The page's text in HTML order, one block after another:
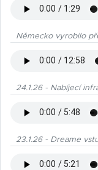
Německo vyrobilo
24.1.26 - Nabíjecí
23.1.26 - Dreame